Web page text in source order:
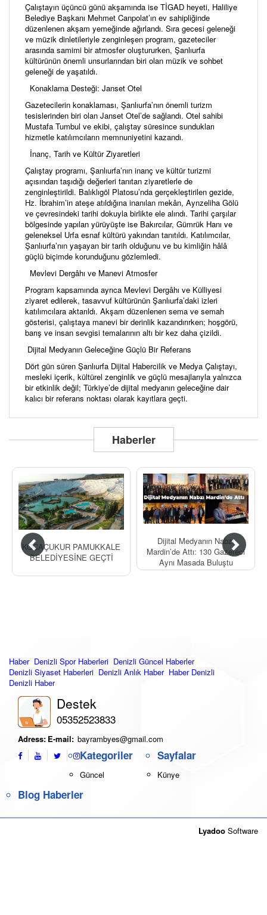
Çalıştayın üçüncü günü akşamında ise TİGAD heyeti, Haliliye
Belediye Başkanı Mehmet Canpolat’ın ev sahipliğinde
düzenlenen akşam yemeğinde ağırlandı. Sıra gecesi geleneği
ve müzik dinletileriyle zenginleşen program, gazeteciler
arasında samimi bir atmosfer oluştururken, Şanlıurfa
kültürünün önemli unsurlarından biri olan müzik ve sohbet
geleneği de yaşatıldı.
Konaklama Desteği: Janset Otel
Gazetecilerin konaklaması, Şanlıurfa’nın önemli turizm
tesislerinden biri olan Janset Otel’de sağlandı. Otel sahibi
Mustafa Tumbul ve ekibi, çalıştay süresince sundukları
hizmetle katılımcıların memnuniyetini kazandı.
İnanç, Tarih ve Kültür Ziyaretleri
Çalıştay programı, Şanlıurfa’nın inanç ve kültür turizmi
açısından taşıdığı değerleri tanıtan ziyaretlerle de
zenginleştirildi. Balıklıgöl Platosu’nda gerçekleştirilen gezide,
Hz. İbrahim’in ateşe atıldığına inanılan mekân, Aynzeliha Gölü
ve çevresindeki tarihi dokuyla birlikte ele alındı. Tarihi çarşılar
bölgesinde yapılan yürüyüşte ise Bakırcılar, Gümrük Hanı ve
geleneksel Urfa esnaf kültürü yakından tanıtıldı. Katılımcılar,
Şanlıurfa’nın yaşayan bir tarih olduğunu ve bu kimliğin hâlâ
güçlü biçimde korunduğunu gözlemledi.
Mevlevi Dergâhı ve Manevi Atmosfer
Program kapsamında ayrıca Mevlevi Dergâhı ve Külliyesi
ziyaret edilerek, tasavvuf kültürünün Şanlıurfa’daki izleri
katılımcılara aktarıldı. Akşam düzenlenen sema ve semah
gösterisi, çalıştaya manevi bir derinlik kazandırırken; hoşgörü,
barış ve insan sevgisi temalarının altı bir kez daha çizildi.
Dijital Medyanın Geleceğine Güçlü Bir Referans
Dört gün süren Şanlıurfa Dijital Habercilik ve Medya Çalıştayı,
mesleki içerik, kültürel zenginlik ve güçlü mesajlarıyla yalnızca
bir etkinlik değil; Türkiye’de dijital medyanın geleceğine dair
kalıcı bir referans noktası olarak kayıtlara geçti.
Haberler
KOCAÇUKUR PAMUKKALE
BELEDİYESİNE GEÇTİ
Dijital Medyanın Nabzı
Mardin’de Attı: 130 Gazeteci
Aynı Masada Buluştu
Haber Denizli Spor Haberleri Denizli Güncel Haberler
Denizli Siyaset Haberleri Denizli Anlık Haber Haber Denizli
Denizli Haber
Destek
05352523833
Adress: E-mail: bayrambyes@gmail.com
Kategoriler
Güncel
Sayfalar
Künye
Blog Haberler
Lyadoo Software